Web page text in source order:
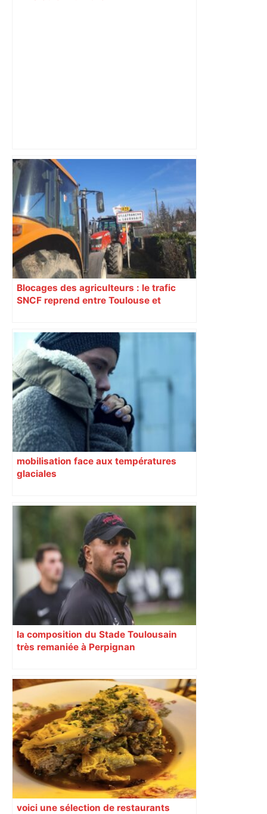
Top 14: comment Perpignan a une
nouvelle fois fait tomber Toulouse? –
RMC Sport
Blocages des agriculteurs : le trafic
SNCF reprend entre Toulouse et
mobilisation face aux températures
glaciales
la composition du Stade Toulousain
très remaniée à Perpignan
voici une sélection de restaurants